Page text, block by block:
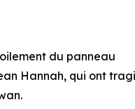
du panneau
Hannah, qui ont